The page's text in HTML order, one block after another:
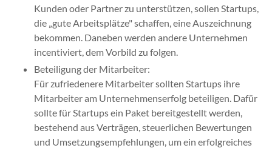
Kunden oder Partner zu unterstützen, sollen Startups,
die „gute Arbeitsplätze" schaffen, eine Auszeichnung
bekommen. Daneben werden andere Unternehmen
incentiviert, dem Vorbild zu folgen.
Beteiligung der Mitarbeiter:
Für zufriedenere Mitarbeiter sollten Startups ihre
Mitarbeiter am Unternehmenserfolg beteiligen. Dafür
sollte für Startups ein Paket bereitgestellt werden,
bestehend aus Verträgen, steuerlichen Bewertungen
und Umsetzungsempfehlungen, um ein erfolgreiches